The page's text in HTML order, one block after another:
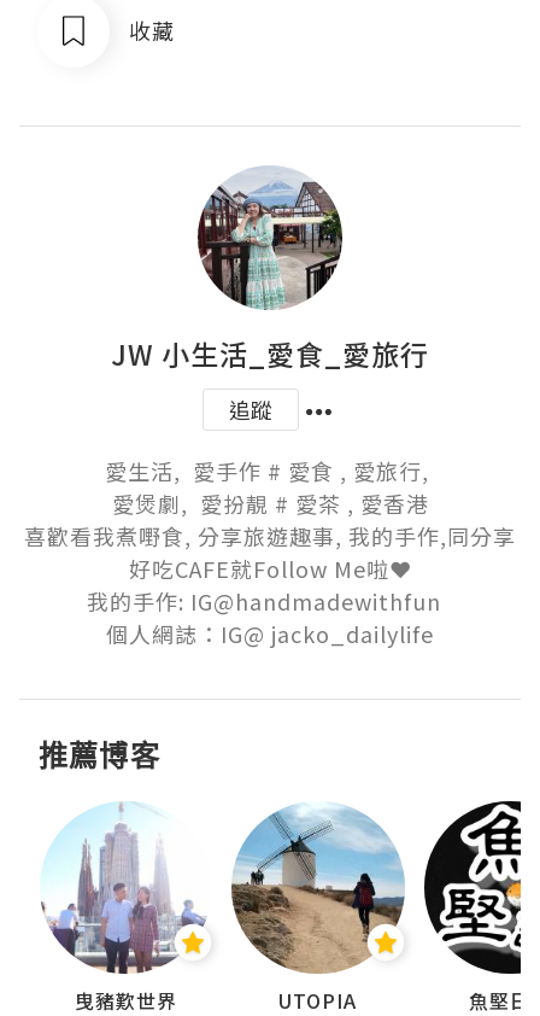
收藏
JW 小生活_愛食_愛旅行
追蹤
愛生活,  愛手作 # 愛食 , 愛旅行,
愛煲劇,  愛扮靚 # 愛茶 , 愛香港
喜歡看我煮嘢食, 分享旅遊趣事, 我的手作,同分享
好吃CAFE就Follow Me啦❤️
我的手作: IG@handmadewithfun
個人網誌：IG@ jacko_dailylife
推薦博客
曳豬歎世界 UTOPIA 魚堅日